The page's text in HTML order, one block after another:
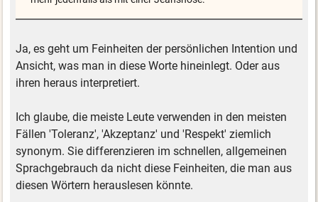
Ja, es geht um Feinheiten der persönlichen Intention und
Ansicht, was man in diese Worte hineinlegt. Oder aus
ihren heraus interpretiert.
Ich glaube, die meiste Leute verwenden in den meisten
Fällen 'Toleranz', 'Akzeptanz' und 'Respekt' ziemlich
synonym. Sie differenzieren im schnellen, allgemeinen
Sprachgebrauch da nicht diese Feinheiten, die man aus
diesen Wörtern herauslesen könnte.